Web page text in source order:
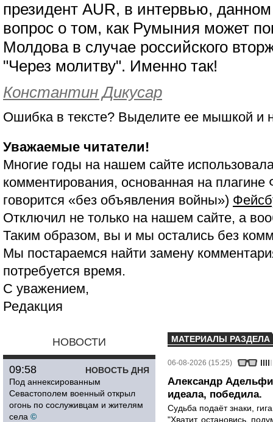
президент AUR, в интервью,
вопрос о том, как Румыния может
Молдова в случае российского
"Через молитву". Именно так!
Константин Дикусар
Ошибка в тексте? Выделите ее мышкой и
Уважаемые читатели!
Многие годы на нашем сайте
комментирования, основанная на
говорится «без объявления войны»)
Отключил не только на нашем сайте, а
Таким образом, вы и мы остались без
Мы постараемся найти замену
потребуется время.
С уважением,
Редакция
НОВОСТИ
НОВОСТЬ ДНЯ
09:58
Под аннексированным
Севастополем военный открыл
огонь по сослуживцам и жителям
села ©
МАТЕРИАЛЫ РАЗДЕЛА
06-08-2026 (15:25)
Александр
идеала, победила.
Судьба подаёт знаки,
"Хватит, остановись,